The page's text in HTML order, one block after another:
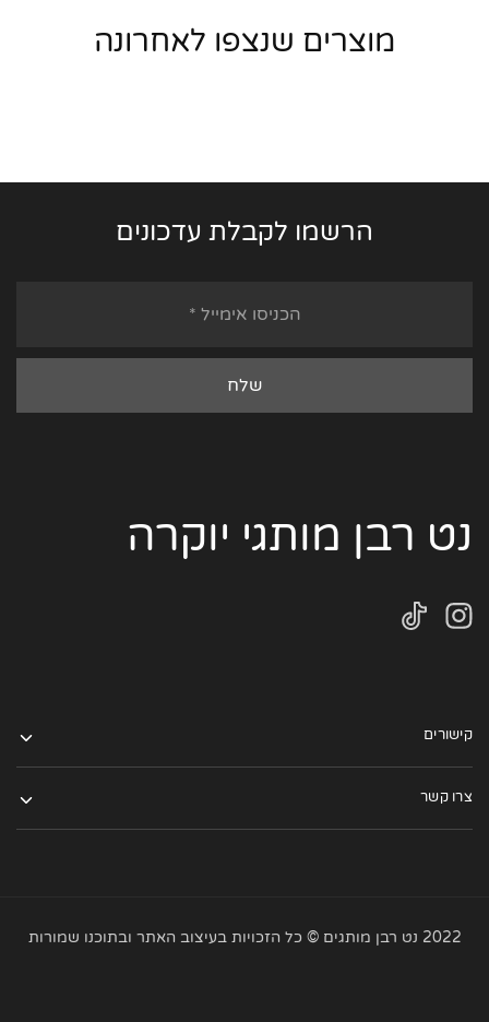
מוצרים שנצפו לאחרונה
הרשמו לקבלת עדכונים
נט רבן מותגי יוקרה
קישורים
צרו קשר
2022 נט רבן מותגים © כל הזכויות בעיצוב האתר ובתוכנו שמורות